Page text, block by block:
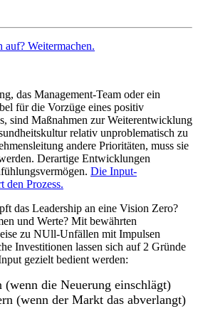
auf? Weitermachen.
das Management-Team oder ein
für die Vorzüge eines positiv
sind Maßnahmen zur Weiterentwicklung
relativ unproblematisch zu
andere Prioritäten, muss sie
Derartige Entwicklungen
Die Input-
den Prozess.
das Leadership an eine Vision Zero?
und Werte? Mit bewährten
zu NUll-Unfällen mit Impulsen
Investitionen lassen sich auf 2 Gründe
gezielt bedient werden:
(wenn die Neuerung einschlägt)
(wenn der Markt das abverlangt)